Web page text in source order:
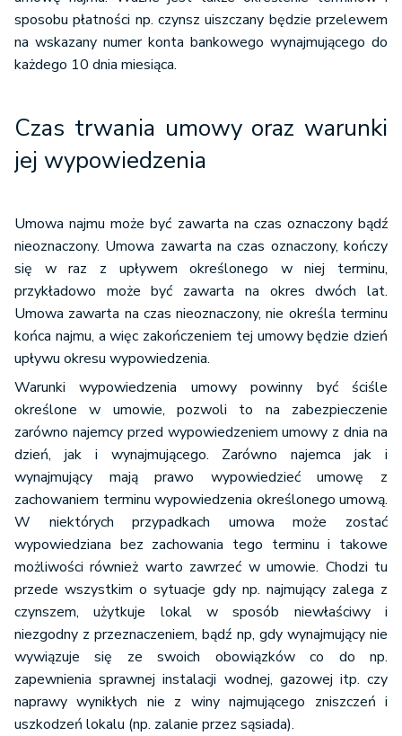
sposobu płatności np. czynsz uiszczany będzie przelewem
na wskazany numer konta bankowego wynajmującego do
każdego 10 dnia miesiąca.
Czas trwania umowy oraz warunki
jej wypowiedzenia
Umowa najmu może być zawarta na czas oznaczony bądź
nieoznaczony. Umowa zawarta na czas oznaczony, kończy
się w raz z upływem określonego w niej terminu,
przykładowo może być zawarta na okres dwóch lat.
Umowa zawarta na czas nieoznaczony, nie określa terminu
końca najmu, a więc zakończeniem tej umowy będzie dzień
upływu okresu wypowiedzenia.
Warunki wypowiedzenia umowy powinny być ściśle
określone w umowie, pozwoli to na zabezpieczenie
zarówno najemcy przed wypowiedzeniem umowy z dnia na
dzień, jak i wynajmującego. Zarówno najemca jak i
wynajmujący mają prawo wypowiedzieć umowę z
zachowaniem terminu wypowiedzenia określonego umową.
W niektórych przypadkach umowa może zostać
wypowiedziana bez zachowania tego terminu i takowe
możliwości również warto zawrzeć w umowie. Chodzi tu
przede wszystkim o sytuacje gdy np. najmujący zalega z
czynszem, użytkuje lokal w sposób niewłaściwy i
niezgodny z przeznaczeniem, bądź np, gdy wynajmujący nie
wywiązuje się ze swoich obowiązków co do np.
zapewnienia sprawnej instalacji wodnej, gazowej itp. czy
naprawy wynikłych nie z winy najmującego zniszczeń i
uszkodzeń lokalu (np. zalanie przez sąsiada).